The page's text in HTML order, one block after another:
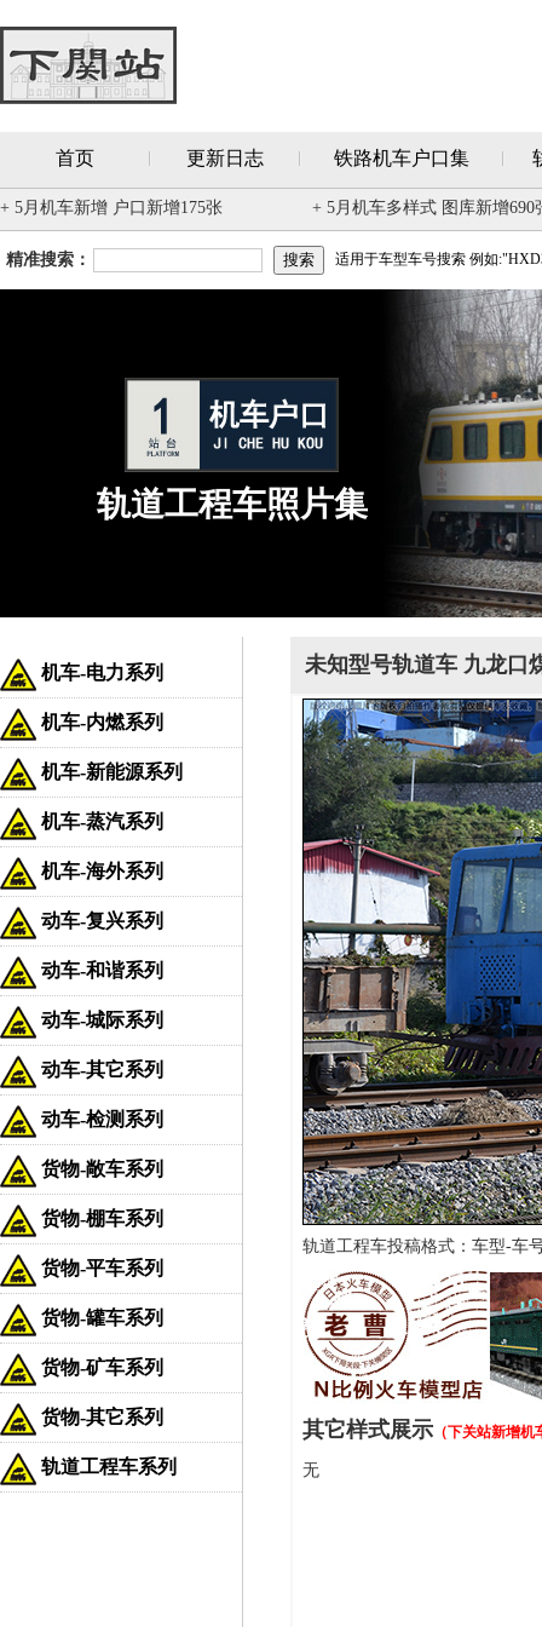
首页 更新日志 铁路机车户口集
+ 5月机车新增 户口新增175张 + 5月机车多样式 图库新增690
精准搜索： 适用于车型车号搜索 例如
轨道工程车照片集
机车-电力系列
机车-内燃系列
机车-新能源系列
机车-蒸汽系列
机车-海外系列
动车-复兴系列
动车-和谐系列
动车-城际系列
动车-其它系列
动车-检测系列
货物-敞车系列
货物-棚车系列
货物-平车系列
货物-罐车系列
货物-矿车系列
货物-其它系列
轨道工程车系列
未知型号轨道车 九龙口
轨道工程车投稿格式：车型-车
其它样式展示 （下关站新增
无